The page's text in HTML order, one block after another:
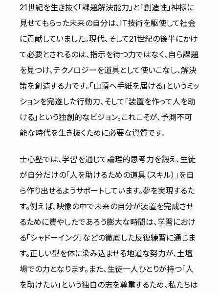
21世紀を生き抜く「課題解決能力」と「創造性」神様に
見せてもらった未来の自分は、IT技術を駆使して社会
に貢献していました。現代、そして21世紀の後半にかけ
て必要とされるのは、指示を待つ力ではなく、自ら課題
を見つけ、テクノロジーを道具として使いこなし、解決
策を創造する力です。「山頂へ手紙を届ける」というミッ
ションを完遂した行動力、そして「装置を作って人を助
ける」という独創的なビジョン。これこそが、予測不可
能な時代を生き抜くために必要な資質です。
士心塾では、学習を通じて論理的思考力を鍛え、生徒
が自分だけの「人を助けるための道具（スキル）」を自
ら作り出せるようサポートしています。夢を実現するた
す。例えば、映像の中で未来の自分が装置を完成させ
るために費やしたであろう膨大な時間は、学習におけ
る「シャドーイング」などの徹底した反復練習に通じま
す。正しい型を体に染み込ませる地道な努力が、土壇
場での力となります。また、生徒一人ひとりが持つ「人
を助けたい」という独自の志を尊重するため、私たちは